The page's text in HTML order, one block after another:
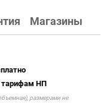
Магазины
тарифам НП
размерами не